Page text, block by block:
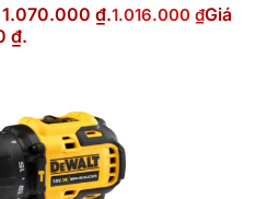
₫.1.016.000 ₫Giá
₫.